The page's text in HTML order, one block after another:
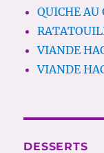
QUICHE AU
VIANDE
VIANDE
DESSERTS